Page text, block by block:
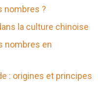
nombres ?
la culture chinoise
nombres en
: origines et principes